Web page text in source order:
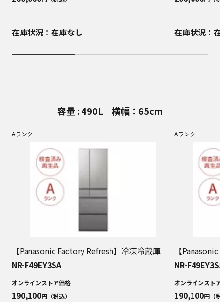
在庫状況：在庫なし 在庫状況：
容量 : 490L 横幅：65cm
Aランク
【Panasonic Factory Refresh】冷凍冷蔵庫
NR-F49EY3SA
オンラインストア価格
190,100円（税込）
Aランク
【
NR-
オンラインスト
190,100円（